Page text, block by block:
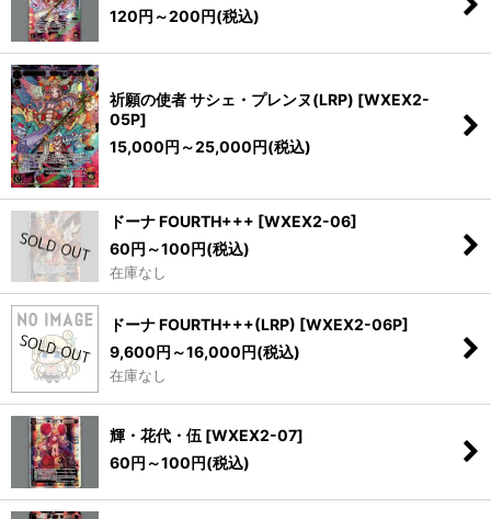
120円 ～200円(税込)
祈願の使者 サシェ・プレンヌ(LRP) [WXEX2-
05P]
15,000円 ～25,000円(税込)
ドーナ FOURTH+++ [WXEX2-06]
60円 ～100円(税込)
在庫なし
ドーナ FOURTH+++(LRP) [WXEX2-06P]
9,600円 ～16,000円(税込)
在庫なし
輝・花代・伍 [WXEX2-07]
60円 ～100円(税込)